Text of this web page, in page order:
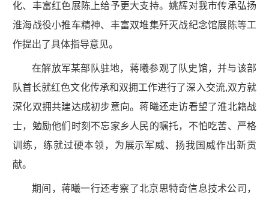
化、丰富红色展陈上给予更大支持。姚辉对我市传承弘扬
淮海战役小推车精神、丰富双堆集歼灭战纪念馆展陈等工
作提出了具体指导意见。
在解放军某部队驻地，蒋曦参观了队史馆，并与该部
队首长就红色文化传承和双拥工作进行了深入交流,双方就
深化双拥共建达成初步意向。蒋曦还走访看望了淮北籍战
士，勉励他们时刻不忘家乡人民的嘱托，不怕吃苦、严格
训练，练就过硬本领，为展示军威、扬我国威作出新贡
献。
期间，蒋曦一行还考察了北京思特奇信息技术公司，